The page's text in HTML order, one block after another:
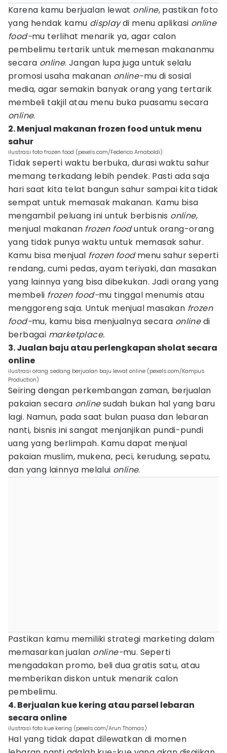
Karena kamu berjualan lewat online, pastikan foto
yang hendak kamu displaydi menu aplikasi online
food-mu terlihat menarik ya, agar calon
pembelimu tertarik untuk memesan makananmu
secara online. Jangan lupa juga untuk selalu
promosi usaha makanan online-mu di sosial
media, agar semakin banyak orang yang tertarik
membeli takjil atau menu buka puasamu secara
online.
2. Menjual makanan frozen food untuk menu
sahur
ilustrasi foto frozen food (pexels.com/Federico Arnaboldi)
Tidak seperti waktu berbuka, durasi waktu sahur
memang terkadang lebih pendek. Pasti ada saja
hari saat kita telat bangun sahur sampai kita tidak
sempat untuk memasak makanan. Kamu bisa
mengambil peluang ini untuk berbisnis online,
menjual makanan frozen fooduntuk orang-orang
yang tidak punya waktu untuk memasak sahur.
Kamu bisa menjual frozen foodmenu sahur seperti
rendang, cumi pedas, ayam teriyaki, dan masakan
yang lainnya yang bisa dibekukan. Jadi orang yang
membeli frozen food-mu tinggal menumis atau
menggoreng saja. Untuk menjual masakan frozen
food-mu, kamu bisa menjualnya secara onlinedi
berbagai marketplace.
3. Jualan baju atau perlengkapan sholat secara
online
ilustrasi orang sedang berjualan baju lewat online (pexels.com/Kampus
Production)
Seiring dengan perkembangan zaman, berjualan
pakaian secara onlinesudah bukan hal yang baru
lagi. Namun, pada saat bulan puasa dan lebaran
nanti, bisnis ini sangat menjanjikan pundi-pundi
uang yang berlimpah. Kamu dapat menjual
pakaian muslim, mukena, peci, kerudung, sepatu,
dan yang lainnya melalui online.
Pastikan kamu memiliki strategi marketing dalam
memasarkan jualan online-mu. Seperti
mengadakan promo, beli dua gratis satu, atau
memberikan diskon untuk menarik calon
pembelimu.
4. Berjualan kue kering atau parsel lebaran
secara online
ilustrasi foto kue kering (pexels.com/Arun Thomas)
Hal yang tidak dapat dilewatkan di momen